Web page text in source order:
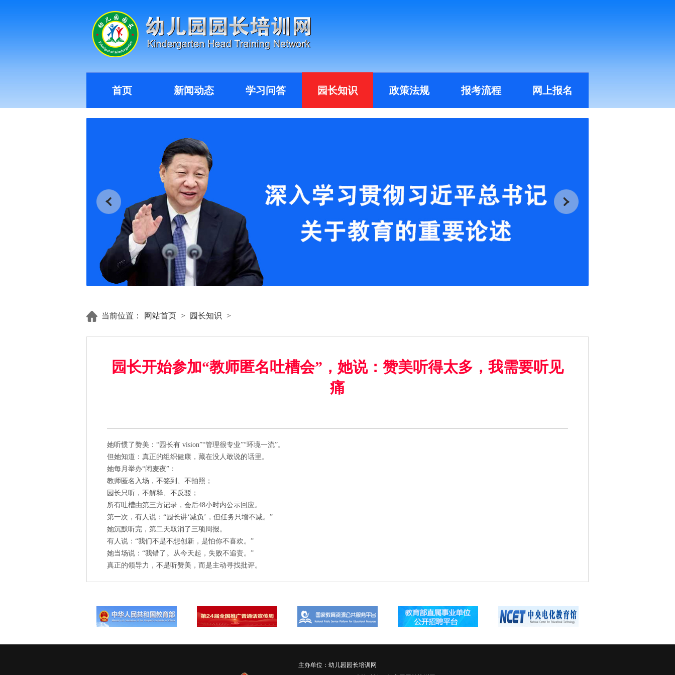
首页 新闻动态 学习问答 园长知识 政策法规 报考流程 网上报名
当前位置： 网站首页 > 园长知识 >
园长开始参加“教师匿名吐槽会”，她说：赞美听得太多，我需要听见
痛
她听惯了赞美：“园长有 vision”“管理很专业”“环境一流”。
但她知道：真正的组织健康，藏在没人敢说的话里。
她每月举办“闭麦夜”：
教师匿名入场，不签到、不拍照；
园长只听，不解释、不反驳；
所有吐槽由第三方记录，会后48小时内公示回应。
第一次，有人说：“园长讲‘减负’，但任务只增不减。”
她沉默听完，第二天取消了三项周报。
有人说：“我们不是不想创新，是怕你不喜欢。”
她当场说：“我错了。从今天起，失败不追责。”
真正的领导力，不是听赞美，而是主动寻找批评。
主办单位：幼儿园园长培训网